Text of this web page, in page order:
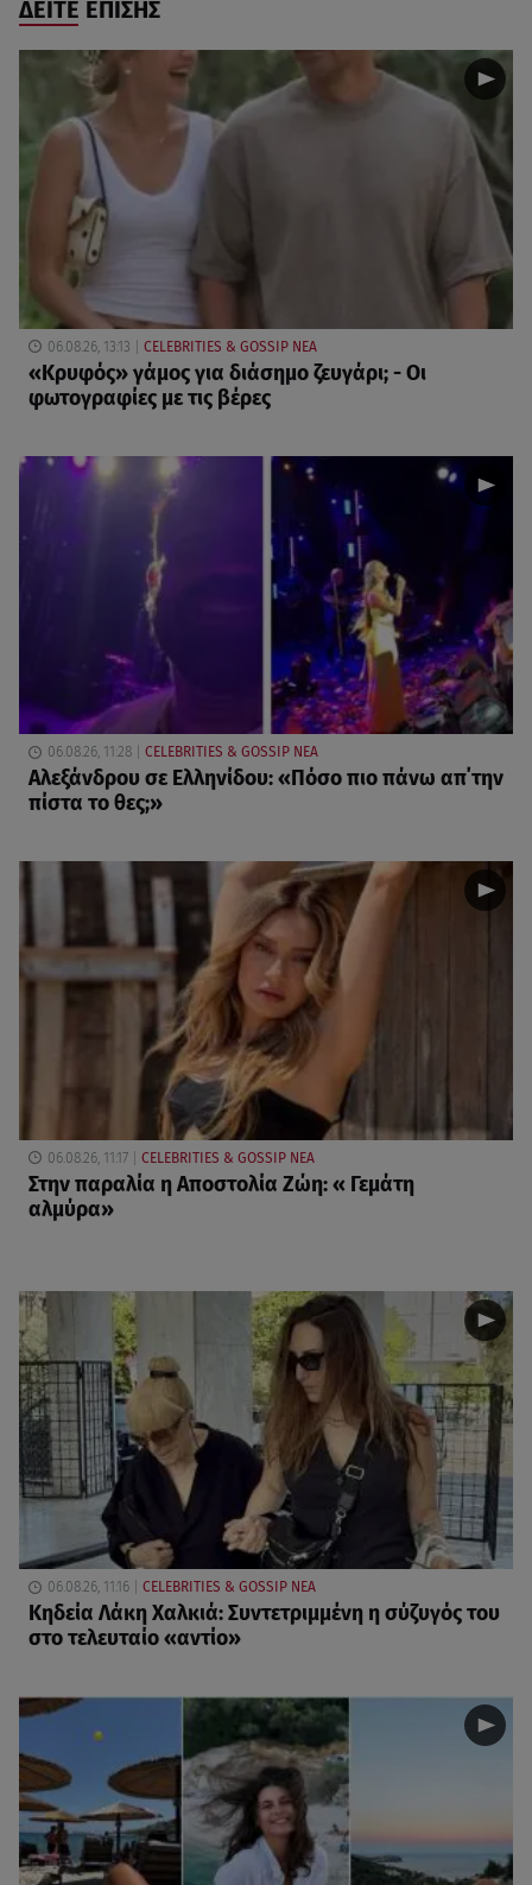
ΔΕΙΤΕ ΕΠΙΣΗΣ
06.08.26, 13:13 CELEBRITIES & GOSSIP ΝΕΑ
«Κρυφός» γάμος για διάσημο ζευγάρι; - Οι
φωτογραφίες με τις βέρες
06.08.26, 11:28 CELEBRITIES & GOSSIP ΝΕΑ
Αλεξάνδρου σε Ελληνίδου: «Πόσο πιο πάνω απ΄την
πίστα το θες;»
06.08.26, 11:17 CELEBRITIES & GOSSIP ΝΕΑ
Στην παραλία η Αποστολία Ζώη: « Γεμάτη
αλμύρα»
06.08.26, 11:16 CELEBRITIES & GOSSIP ΝΕΑ
Κηδεία Λάκη Χαλκιά: Συντετριμμένη η σύζυγός του
στο τελευταίο «αντίο»